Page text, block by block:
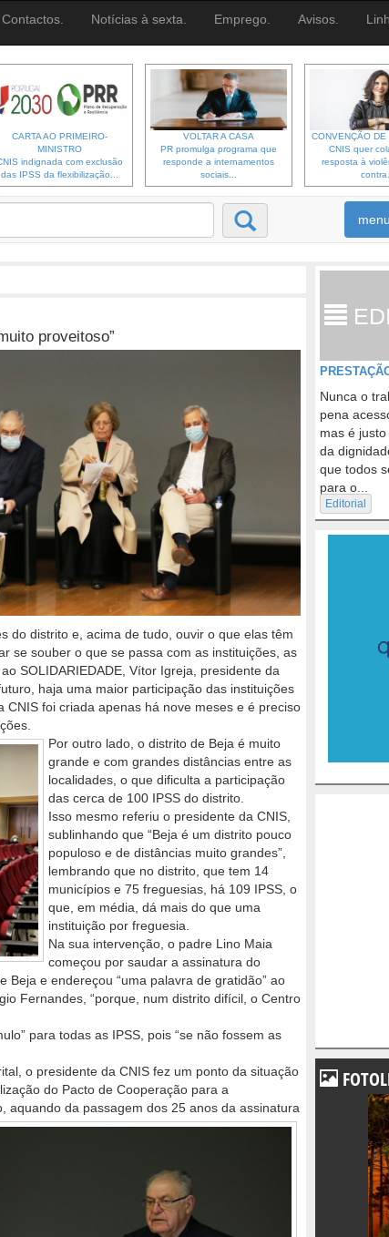
Contactos. Notícias à sexta. Emprego. Avisos.
CARTA AO PRIMEIRO-
MINISTRO
indignada com exclusão
das IPSS da flexibilização...
VOLTAR A CASA
PR promulga programa que
responde a internamentos
sociais...
CONVENÇÃO DE
CNIS quer
resposta à
menu
proveitoso”
do distrito e, acima de tudo, ouvir o que elas têm
se souber o que se passa com as instituições, as
SOLIDARIEDADE, Vítor Igreja, presidente da
haja uma maior participação das instituições
foi criada apenas há nove meses e é preciso
Por outro lado, o distrito de Beja é muito
grande e com grandes distâncias entre as
localidades, o que dificulta a participação
das cerca de 100 IPSS do distrito.
Isso mesmo referiu o presidente da CNIS,
sublinhando que “Beja é um distrito pouco
populoso e de distâncias muito grandes”,
lembrando que no distrito, que tem 14
municípios e 75 freguesias, há 109 IPSS, o
que, em média, dá mais do que uma
instituição por freguesia.
Na sua intervenção, o padre Lino Maia
começou por saudar a assinatura do
Beja e endereçou “uma palavra de gratidão” ao
Fernandes, “porque, num distrito difícil, o Centro
para todas as IPSS, pois “se não fossem as
o presidente da CNIS fez um ponto da situação
do Pacto de Cooperação para a
aquando da passagem dos 25 anos da assinatura
Nunca o
pena
mas é
da
que todos
para o...
Editorial